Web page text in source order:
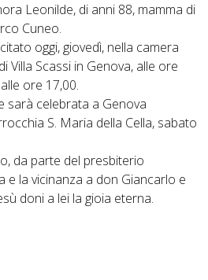
Leonilde, di anni 88, mamma di
Cuneo.
oggi, giovedì, nella camera
Villa Scassi in Genova, alle ore
ore 17,00.
sarà celebrata a Genova
S. Maria della Cella, sabato
da parte del presbiterio
e la vicinanza a don Giancarlo e
doni a lei la gioia eterna.